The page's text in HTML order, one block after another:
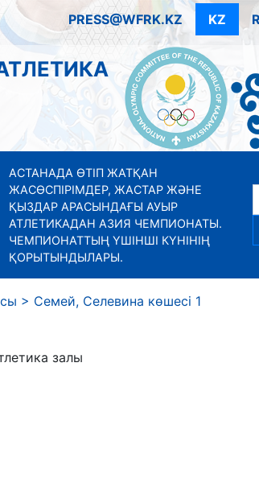
PRESS@WFRK.KZ KZ
АСТАНАДА ӨТІП ЖАТҚАН
ЖАСӨСПІРІМДЕР, ЖАСТАР ЖӘНЕ
ҚЫЗДАР АРАСЫНДАҒЫ АУЫР
АТЛЕТИКАДАН АЗИЯ ЧЕМПИОНАТЫ.
ЧЕМПИОНАТТЫҢ ҮШІНШІ КҮНІНІҢ
ҚОРЫТЫНДЫЛАРЫ.
> Семей, Селевина көшесі 1
залы